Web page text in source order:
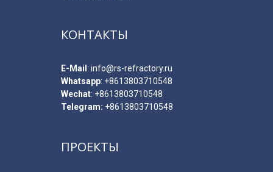
КОНТАКТЫ
E-Мail : info@rs-refractory.ru
Whatsapp: +8613803710548
Wechat: +8613803710548
Telegram: +8613803710548
ПРОЕКТЫ